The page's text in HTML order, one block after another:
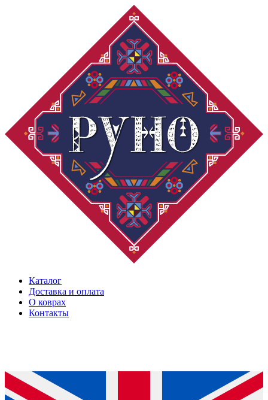
Каталог
Доставка и оплата
О коврах
Контакты